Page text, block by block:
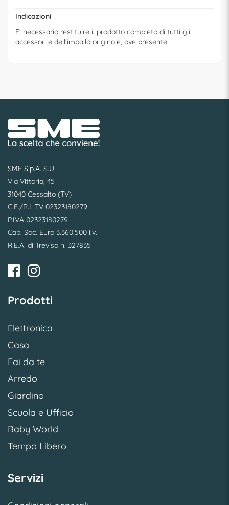
Indicazioni
E' necessario restituire il prodotto completo di tutti gli
accessori e dell'imballo originale, ove presente.
SME S.p.A. S.U.
Via Vittoria, 45
31040 Cessalto (TV)
C.F./R.I. TV 02323180279
P.IVA 02323180279
Cap. Soc. Euro 3.360.500 i.v.
R.E.A. di Treviso n. 327835
Prodotti
Elettronica
Casa
Fai da te
Arredo
Giardino
Scuola e Ufficio
Baby World
Tempo Libero
Servizi